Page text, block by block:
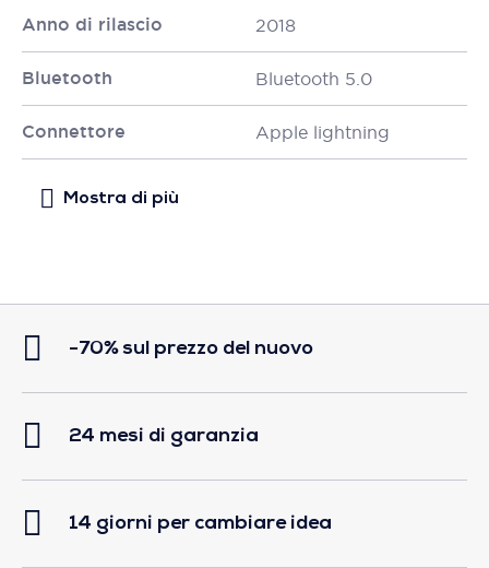
Anno di rilascio 2018
Bluetooth Bluetooth 5.0
Connettore Apple lightning
-70% sul prezzo del nuovo
24 mesi di garanzia
14 giorni per cambiare idea